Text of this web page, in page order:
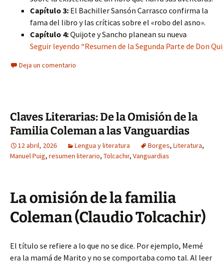
Capítulo 3: El Bachiller Sansón Carrasco confirma la
fama del libro y las críticas sobre el «robo del asno».
Capítulo 4:Quijote y Sancho planean su nueva
Seguir leyendo “Resumen de la Segunda Parte de Don
Deja un comentario
Claves Literarias: De la Omisión de la
Familia Coleman a las Vanguardias
12 abril, 2026 Lengua y literatura Borges, Literatura,
Manuel Puig, resumen literario, Tolcachir, Vanguardias
La omisión de la familia
Coleman (Claudio Tolcachir)
El título se refiere a lo que no se dice. Por ejemplo, Memé
era la mamá de Marito y no se comportaba como tal. Al leer